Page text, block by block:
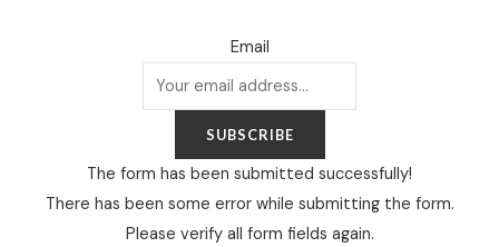
Email
SUBSCRIBE
The form has been submitted successfully!
There has been some error while submitting the form.
Please verify all form fields again.